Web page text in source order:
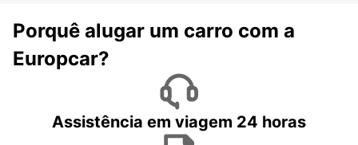
Porquê alugar um carro com a
Europcar?
Assistência em viagem 24 horas